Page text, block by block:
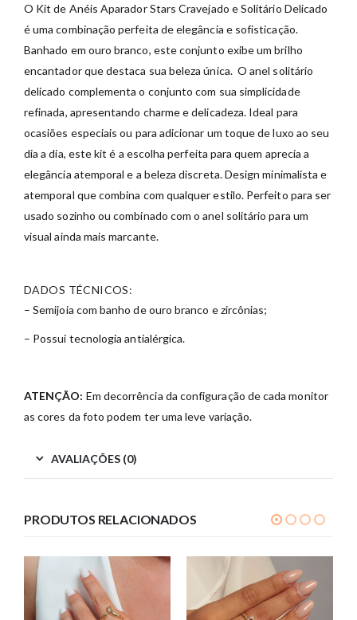
O Kit de Anéis Aparador Stars Cravejado e Solitário Delicado
é uma combinação perfeita de elegância e sofisticação.
Banhado em ouro branco, este conjunto exibe um brilho
encantador que destaca sua beleza única. O anel solitário
delicado complementa o conjunto com sua simplicidade
refinada, apresentando charme e delicadeza. Ideal para
ocasiões especiais ou para adicionar um toque de luxo ao seu
dia a dia, este kit é a escolha perfeita para quem aprecia a
elegância atemporal e a beleza discreta. Design minimalista e
atemporal que combina com qualquer estilo. Perfeito para ser
usado sozinho ou combinado com o anel solitário para um
visual ainda mais marcante.
DADOS TÉCNICOS:
– Semijoia com banho de ouro branco e zircônias;
– Possui tecnologia antialérgica.
ATENÇÃO: Em decorrência da configuração de cada monitor
as cores da foto podem ter uma leve variação.
AVALIAÇÕES (0)
PRODUTOS RELACIONADOS